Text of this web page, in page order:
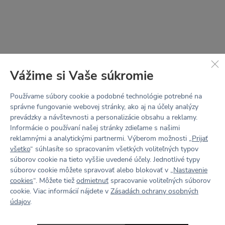
Podšívka: 90% PADh Skinlife, 10% Elastan
špeciálny funkčný materiál s iónmi striebra
znižuje množstvo baktérií, tým potláča zápach
udržuje prirodzenú rovnováhu pokožky
jemný na dotyk
STRIH
BEBE
Vážime si Vaše súkromie
Používame súbory cookie a podobné technológie potrebné na
správne fungovanie webovej stránky, ako aj na účely analýzy
prevádzky a návštevnosti a personalizácie obsahu a reklamy.
Informácie o používaní našej stránky zdieľame s našimi
reklamnými a analytickými partnermi. Výberom možnosti „Prijať
všetko“ súhlasíte so spracovaním všetkých voliteľných typov
súborov cookie na tieto vyššie uvedené účely. Jednotlivé typy
súborov cookie môžete spravovať alebo blokovať v „Nastavenie
cookies“. Môžete tiež odmietnuť spracovanie voliteľných súborov
cookie. Viac informácií nájdete v Zásadách ochrany osobných
údajov.